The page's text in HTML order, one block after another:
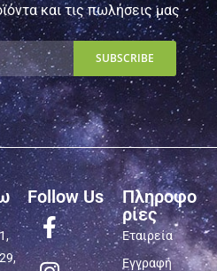
και τις πωλήσεις μας
Follow Us
Πληροφο
ρίες
Εταιρεία
Εγγραφή